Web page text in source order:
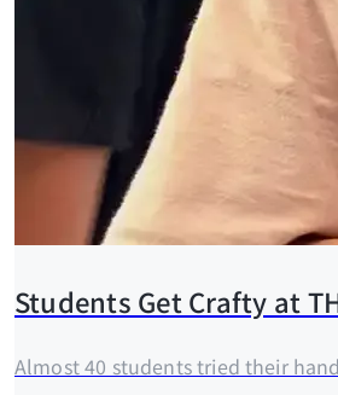
Students Get Crafty at
Almost 40 students tried their